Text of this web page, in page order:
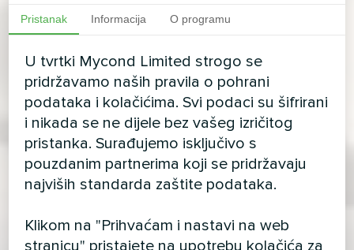
Pristanak Informacija O programu
U tvrtki Mycond Limited strogo se
pridržavamo naših pravila o pohrani
podataka i kolačićima. Svi podaci su šifrirani
i nikada se ne dijele bez vašeg izričitog
pristanka. Surađujemo isključivo s
pouzdanim partnerima koji se pridržavaju
najviših standarda zaštite podataka.
Klikom na "Prihvaćam i nastavi na web
stranicu" pristajete na upotrebu kolačića za